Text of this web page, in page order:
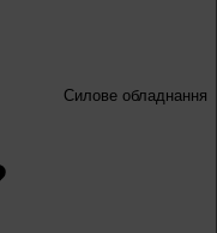
Силове обладнання